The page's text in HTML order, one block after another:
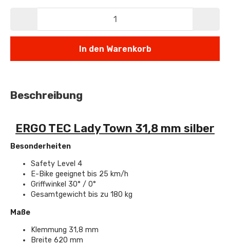
In den Warenkorb
Beschreibung
ERGO TEC Lady Town 31,8 mm silber
Besonderheiten
Safety Level 4
E-Bike geeignet bis 25 km/h
Griffwinkel 30° / 0°
Gesamtgewicht bis zu 180 kg
Maße
Klemmung 31,8 mm
Breite 620 mm